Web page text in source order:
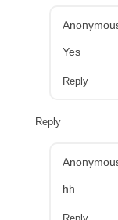
Yes
Reply
Reply
hh